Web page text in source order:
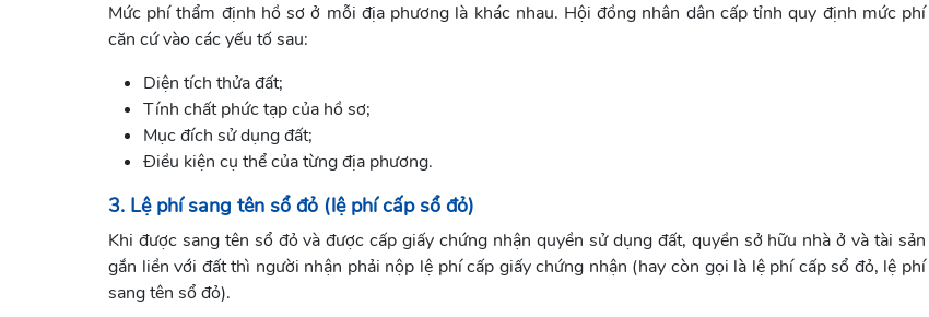
Mức phí thẩm định hồ sơ ở mỗi địa phương là khác nhau. Hội đồng nhân dân cấp tỉnh quy định mức phí
căn cứ vào các yếu tố sau:
Diện tích thửa đất;
Tính chất phức tạp của hồ sơ;
Mục đích sử dụng đất;
Điều kiện cụ thể của từng địa phương.
3. Lệ phí sang tên sổ đỏ (lệ phí cấp sổ đỏ)
Khi được sang tên sổ đỏ và được cấp giấy chứng nhận quyền sử dụng đất, quyền sở hữu nhà ở và tài sản
gắn liền với đất thì người nhận phải nộp lệ phí cấp giấy chứng nhận (hay còn gọi là lệ phí cấp sổ đỏ, lệ phí
sang tên sổ đỏ).